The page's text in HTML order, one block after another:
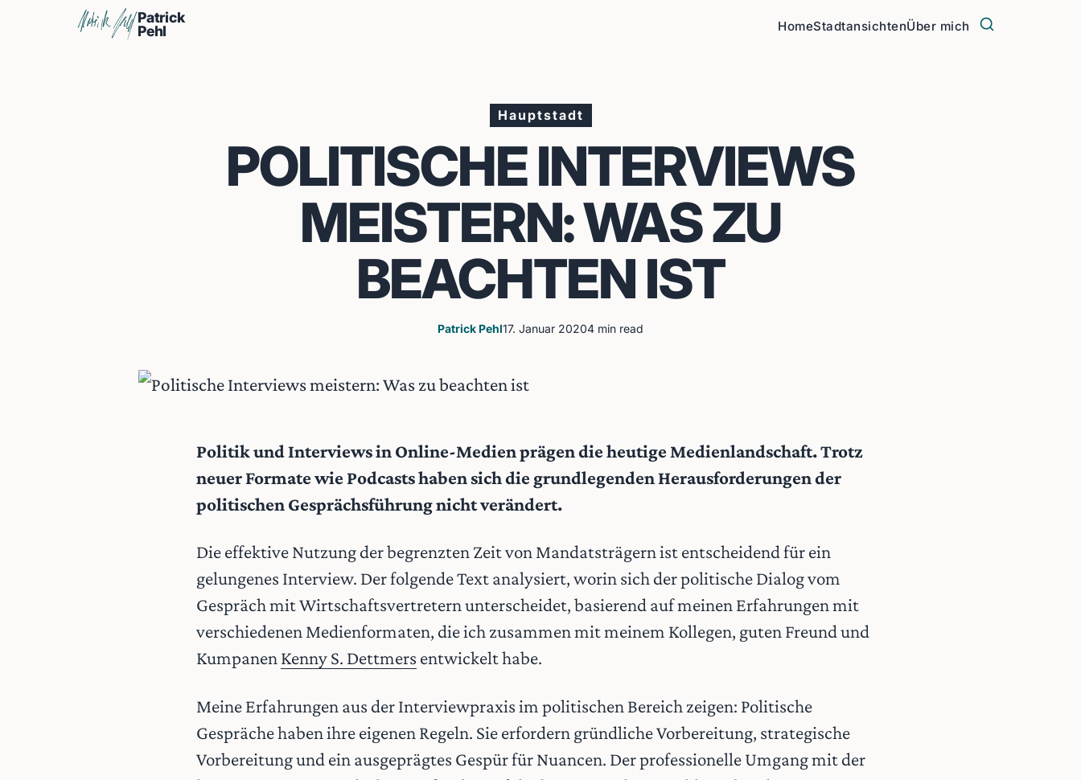
Patrick
Pehl
HomeStadtansichtenÜber mich
Hauptstadt
POLITISCHE INTERVIEWS
MEISTERN: WAS ZU
BEACHTEN IST
Patrick Pehl17. Januar 20204 min read
Politik und Interviews in Online-Medien prägen die heutige Medienlandschaft. Trotz
neuer Formate wie Podcasts haben sich die grundlegenden Herausforderungen der
politischen Gesprächsführung nicht verändert.
Die effektive Nutzung der begrenzten Zeit von Mandatsträgern ist entscheidend für ein
gelungenes Interview. Der folgende Text analysiert, worin sich der politische Dialog vom
Gespräch mit Wirtschaftsvertretern unterscheidet, basierend auf meinen Erfahrungen mit
verschiedenen Medienformaten, die ich zusammen mit meinem Kollegen, guten Freund und
Kumpanen Kenny S. Dettmers entwickelt habe.
Meine Erfahrungen aus der Interviewpraxis im politischen Bereich zeigen: Politische
Gespräche haben ihre eigenen Regeln. Sie erfordern gründliche Vorbereitung, strategische
Vorbereitung und ein ausgeprägtes Gespür für Nuancen. Der professionelle Umgang mit der